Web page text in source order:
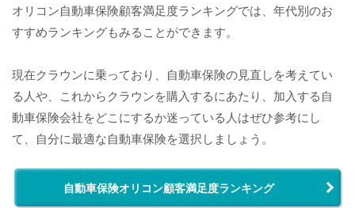
オリコン自動車保険顧客満足度ランキングでは、年代別のお
すすめランキングもみることができます。
現在クラウンに乗っており、自動車保険の見直しを考えてい
る人や、これからクラウンを購入するにあたり、加入する自
動車保険会社をどこにするか迷っている人はぜひ参考にし
て、自分に最適な自動車保険を選択しましょう。
自動車保険オリコン顧客満足度ランキング